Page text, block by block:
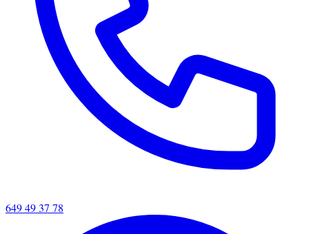
649 49 37 78